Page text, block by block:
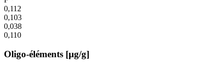
0,112
0,103
0,038
0,110
Oligo-éléments [µg/g]